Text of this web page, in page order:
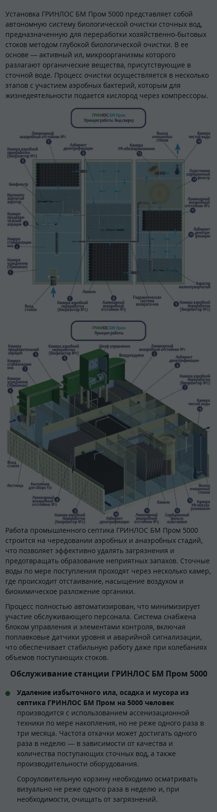
Установка ГРИНЛОС БМ Пром 5000 представляет собой
автономную систему биологической очистки сточных вод,
предназначенную для переработки хозяйственно-бытовых
стоков методом глубокой биологической очистки. В ее
основе — активный ил, микроорганизмы которого
разлагают органические вещества, присутствующие в
сточной воде. Процесс очистки осуществляется в несколько
этапов с участием аэробных бактерий, которым для
жизнедеятельности подается кислород через компрессоры.
Работа промышленного септика ГРИНЛОС БМ Пром 5000
строится на чередовании аэробных и анаэробных стадий,
что позволяет эффективно удалять загрязнения и
предотвращать образование неприятных запахов. Сточные
воды по мере поступления проходят через несколько камер,
где происходит отстаивание, насыщение воздухом и
биохимическое разложение органики.
Процесс полностью автоматизирован, что минимизирует
участие обслуживающего персонала. Система снабжена
блоком управления и элементами контроля, включая
поплавковые датчики уровня и аварийной сигнализации,
что обеспечивает стабильную работу даже при колебаниях
объемов поступающих стоков.
Обслуживание станции ГРИНЛОС БМ Пром 5000
Удаление избыточного ила, осадка и мусора из
септика ГРИНЛОС БМ Пром на 5000 человек
производится с использованием ассенизационной
техники по мере накопления, но не реже одного раза в
три месяца. Частота откачки может достигать одного
раза в неделю — в зависимости от качества и
количества поступающих сточных вод, а также
производительности оборудования.
Сороуловительную корзину необходимо осматривать
визуально не реже одного раза в неделю и, при
необходимости, очищать от загрязнений.